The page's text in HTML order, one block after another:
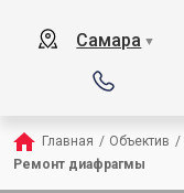
Самара ▼
Главная / Объектив /
Ремонт диафрагмы